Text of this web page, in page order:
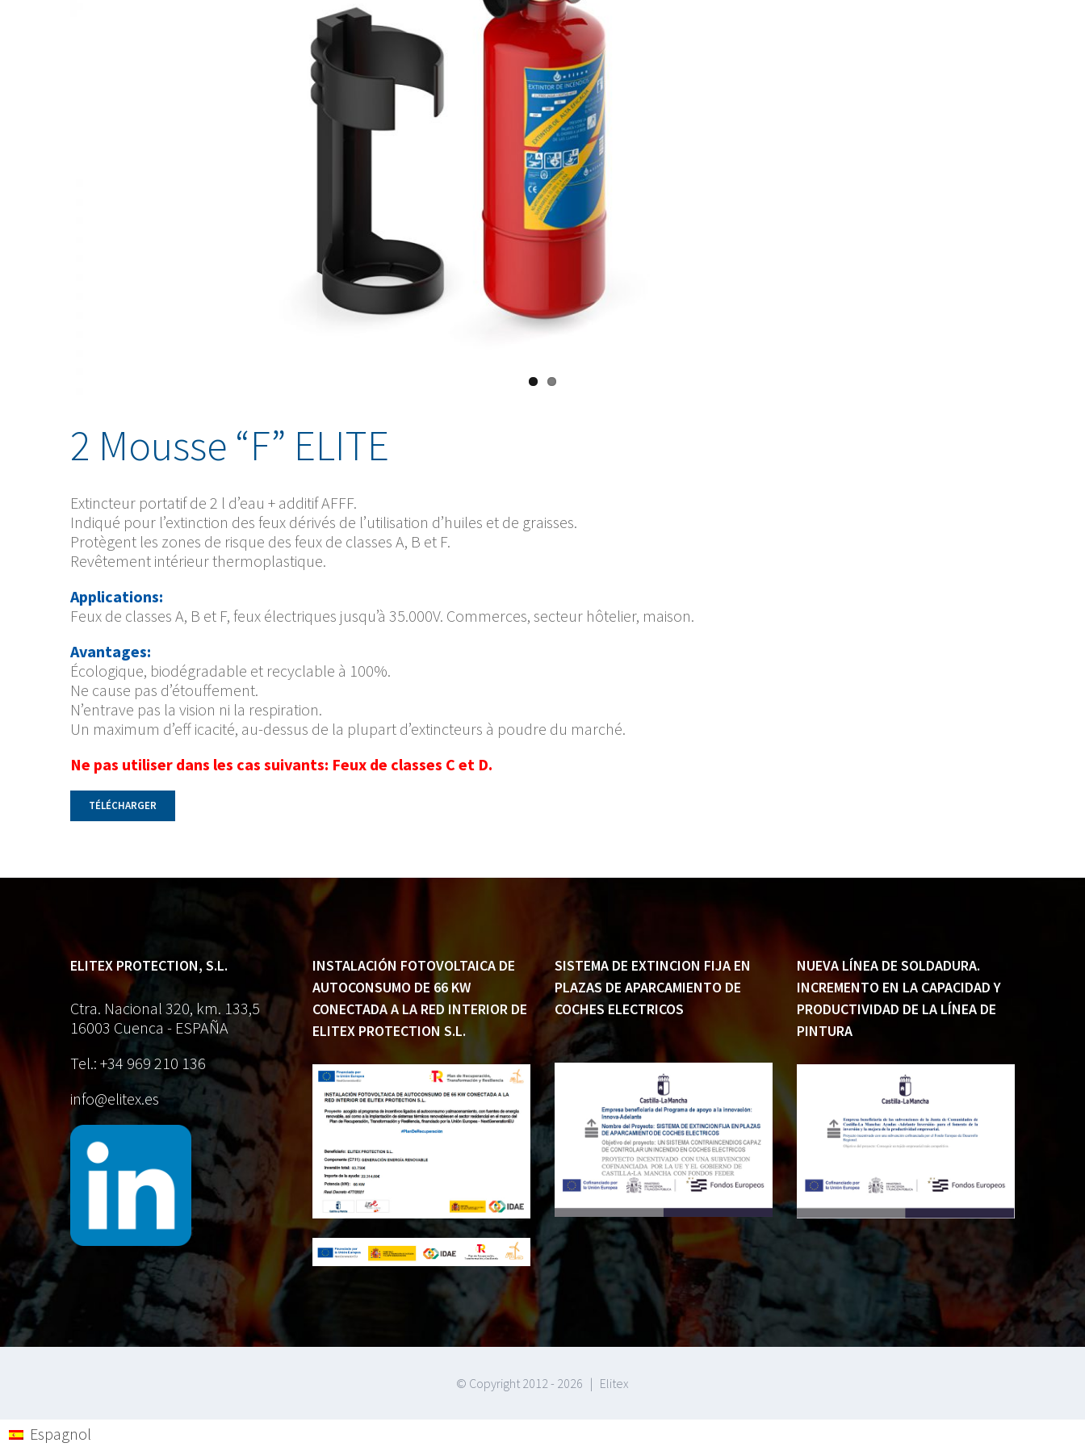
2 Mousse “F” ELITE
Extincteur portatif de 2 l d’eau + additif AFFF.
Indiqué pour l’extinction des feux dérivés de l’utilisation d’huiles et de graisses.
Protègent les zones de risque des feux de classes A, B et F.
Revêtement intérieur thermoplastique.
Applications:
Feux de classes A, B et F, feux électriques jusqu’à 35.000V. Commerces, secteur hôtelier, maison.
Avantages:
Écologique, biodégradable et recyclable à 100%.
Ne cause pas d’étouffement.
N’entrave pas la vision ni la respiration.
Un maximum d’eff icacité, au-dessus de la plupart d’extincteurs à poudre du marché.
Ne pas utiliser dans les cas suivants: Feux de classes C et D.
TÉLÉCHARGER
ELITEX PROTECTION, S.L.
Ctra. Nacional 320, km. 133,5
16003 Cuenca - ESPAÑA
Tel.: +34 969 210 136
info@elitex.es
INSTALACIÓN FOTOVOLTAICA DE
AUTOCONSUMO DE 66 KW
CONECTADA A LA RED INTERIOR DE
ELITEX PROTECTION S.L.
SISTEMA DE EXTINCION FIJA EN
PLAZAS DE APARCAMIENTO DE
COCHES ELECTRICOS
NUEVA LÍNEA DE SOLDADURA.
INCREMENTO EN LA CAPACIDAD Y
PRODUCTIVIDAD DE LA LÍNEA DE
PINTURA
© Copyright 2012 - 2026 | Elitex
Espagnol